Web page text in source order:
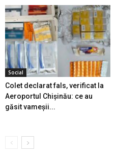
Social
Colet declarat fals, verificat la
Aeroportul Chișinău: ce au
găsit vameșii...